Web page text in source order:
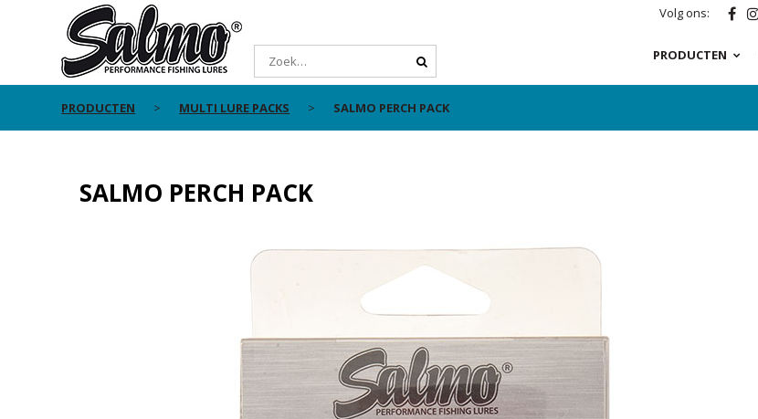
Volg ons:
PRODUCTEN
PRODUCTEN MULTI LURE PACKS SALMO PERCH PACK
SALMO PERCH PACK